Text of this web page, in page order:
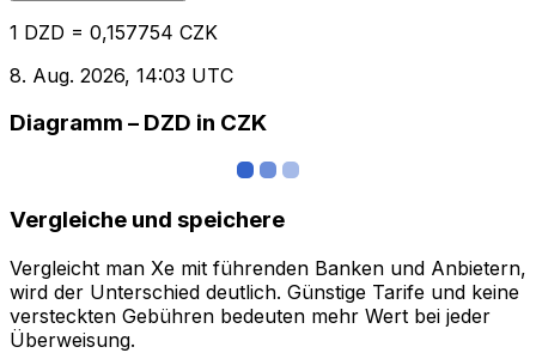
1 DZD = 0,157754 CZK
8. Aug. 2026, 14:03 UTC
Diagramm – DZD in CZK
Vergleiche und speichere
Vergleicht man Xe mit führenden Banken und Anbietern,
wird der Unterschied deutlich. Günstige Tarife und keine
versteckten Gebühren bedeuten mehr Wert bei jeder
Überweisung.